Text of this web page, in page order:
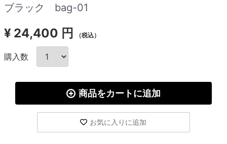
ブラック bag-01
¥ 24,400 円 （税込）
購入数
商品をカートに追加
お気に入りに追加